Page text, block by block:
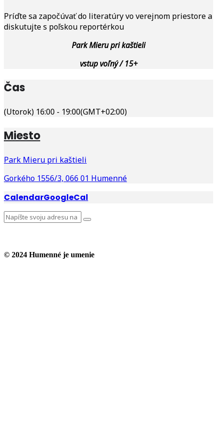
Príďte sa započúvať do literatúry vo verejnom priestore a
diskutujte s poľskou reportérkou
Park Mieru pri kaštieli
vstup voľný / 15+
Čas
(Utorok) 16:00 - 19:00(GMT+02:00)
Miesto
Park Mieru pri kaštieli
Gorkého 1556/3, 066 01 Humenné
CalendarGoogleCal
© 2024 Humenné je umenie